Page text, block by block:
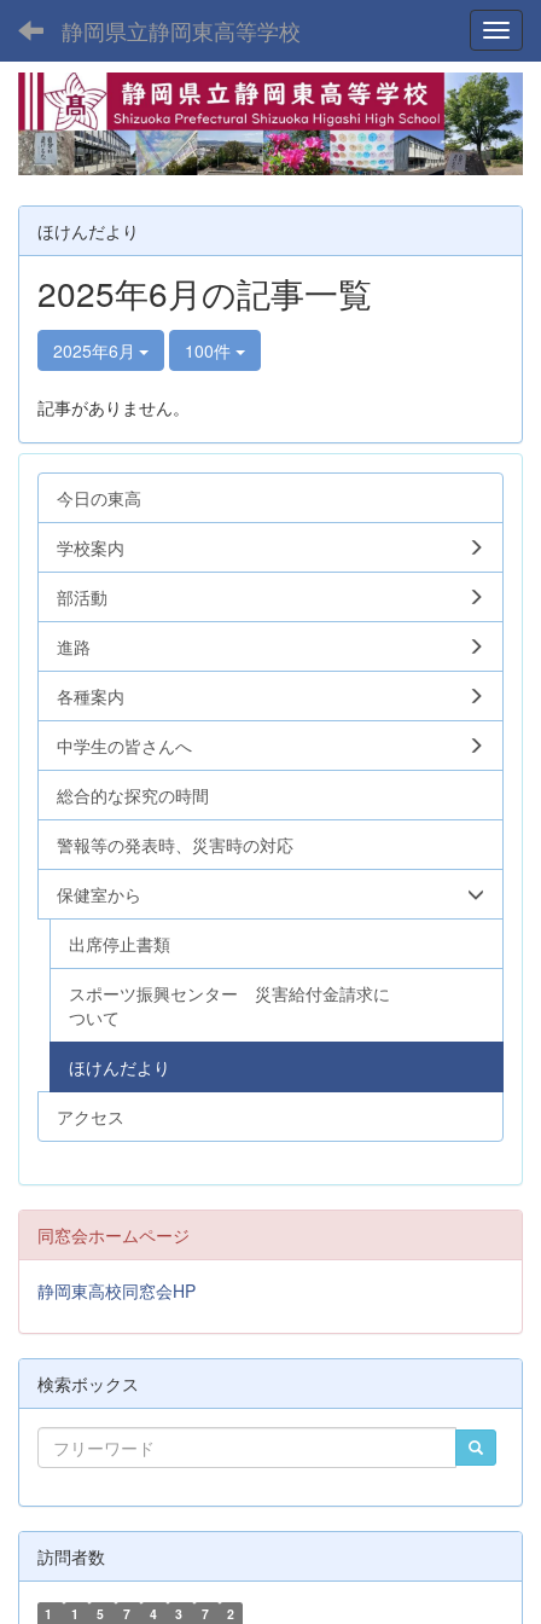
静岡県立静岡東高等学校
ほけんだより
2025年6月の記事一覧
2025年6月 100件
記事がありません。
今日の東高
学校案内
部活動
進路
各種案内
中学生の皆さんへ
総合的な探究の時間
警報等の発表時、災害時の対応
保健室から
出席停止書類
スポーツ振興センター 災害給付金請求に
ついて
ほけんだより
アクセス
同窓会ホームページ
静岡東高校同窓会HP
検索ボックス
訪問者数
1 1 5 7 4 3 7 2